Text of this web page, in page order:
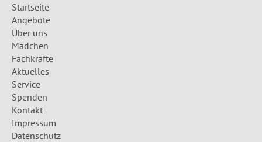
Startseite
Angebote
Über uns
Mädchen
Fachkräfte
Aktuelles
Service
Spenden
Kontakt
Impressum
Datenschutz